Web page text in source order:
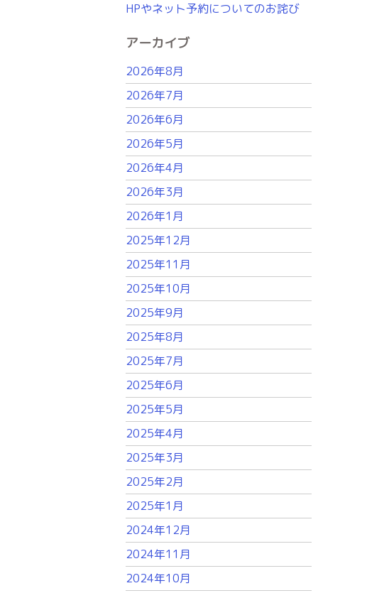
HPやネット予約についてのお詫び
アーカイブ
2026年8月
2026年7月
2026年6月
2026年5月
2026年4月
2026年3月
2026年1月
2025年12月
2025年11月
2025年10月
2025年9月
2025年8月
2025年7月
2025年6月
2025年5月
2025年4月
2025年3月
2025年2月
2025年1月
2024年12月
2024年11月
2024年10月